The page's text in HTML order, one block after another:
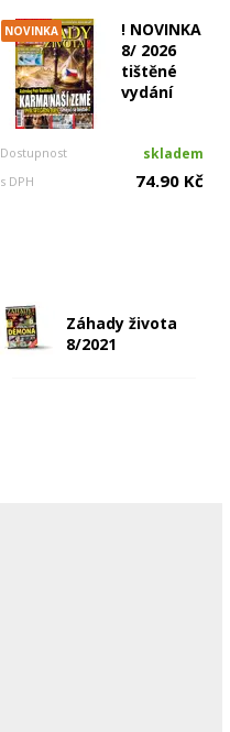
NOVINKA
! NOVINKA
8/ 2026
tištěné
vydání
Dostupnost skladem
s DPH 74.90 Kč
Záhady života
8/2021